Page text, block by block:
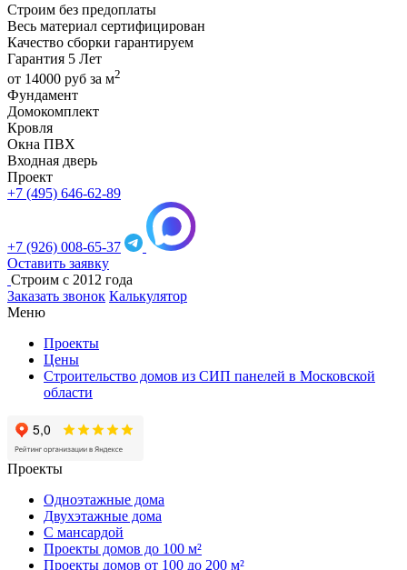
Строим без предоплаты
Весь материал сертифицирован
Качество сборки гарантируем
Гарантия 5 Лет
от 14000 руб за м2
Фундамент
Домокомплект
Кровля
Окна ПВХ
Входная дверь
Проект
+7 (495) 646-62-89
+7 (926) 008-65-37
Оставить заявку
Строим с 2012 года
Заказать звонок Калькулятор
Меню
Проекты
Цены
Строительство домов из СИП панелей в Московской
области
Проекты
Одноэтажные дома
Двухэтажные дома
С мансардой
Проекты домов до 100 м²
Проекты домов от 100 до 200 м²